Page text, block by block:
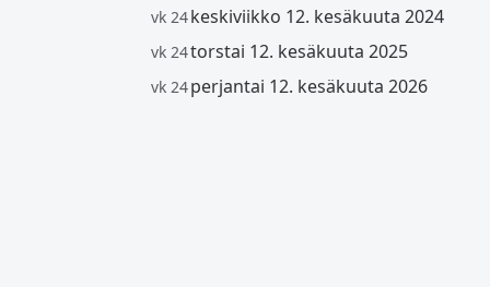
vk 24keskiviikko 12. kesäkuuta 2024
vk 24torstai 12. kesäkuuta 2025
vk 24perjantai 12. kesäkuuta 2026